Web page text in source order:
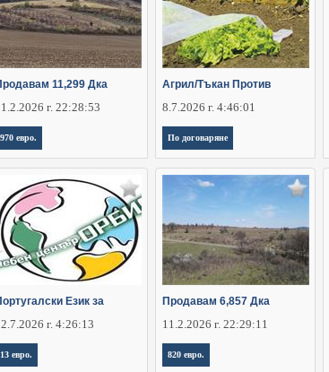
11,299 Дка
г. 22:28:53
970 евро.
Агрил/Тъкан Против
8.7.2026 г. 4:46:01
По договаряне
Език за
г. 4:26:13
13 евро.
Продавам 6,857 Дка
11.2.2026 г. 22:29:11
820 евро.